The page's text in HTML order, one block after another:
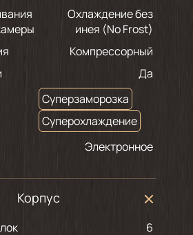
Охлаждение без
инея (No Frost)
Компрессорный
Да
Суперзаморозка
Суперохлаждение
Электронное
Корпус
6